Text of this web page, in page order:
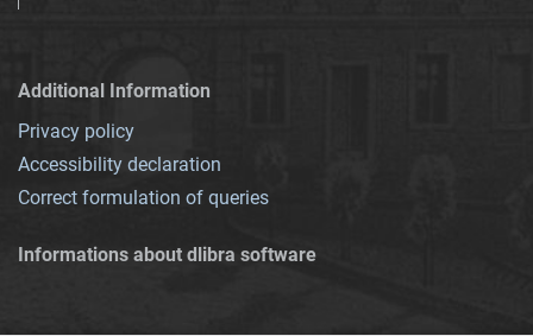
Additional Information
Privacy policy
Accessibility declaration
Correct formulation of queries
Informations about dlibra software